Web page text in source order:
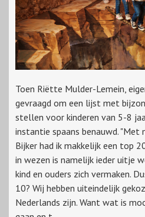
Toen Riëtte Mulder-Lemein,
gevraagd om een lijst met
stellen voor kinderen van 5-8
instantie spaans benauwd. "Met
Bijker had ik makkelijk een top
in wezen is namelijk ieder uitje
kind en ouders zich vermaken.
10? Wij hebben uiteindelijk
Nederlands zijn. Want wat is